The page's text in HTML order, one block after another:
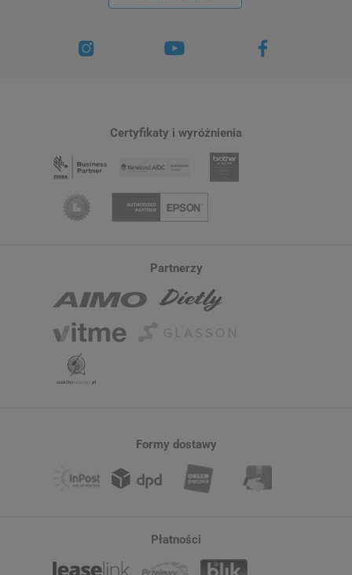
Certyfikaty i wyróżnienia
Partnerzy
Formy dostawy
Płatności